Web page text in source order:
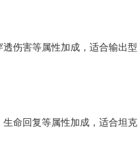
伤害等属性加成，适合输出型
命回复等属性加成，适合坦克